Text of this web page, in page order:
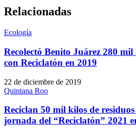
Relacionadas
Ecología
Recolectó Benito Juárez 280 mil
con Reciclatón en 2019
22 de diciembre de 2019
Quintana Roo
Reciclan 50 mil kilos de
jornada del “Reciclatón” 2021